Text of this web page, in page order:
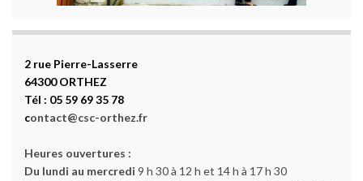
2 rue Pierre-Lasserre
64300 ORTHEZ
Tél : 05 59 69 35 78
contact@csc-orthez.fr
Heures ouvertures :
Du lundi au mercredi 9 h 30 à 12 h et 14 h à 17 h 30